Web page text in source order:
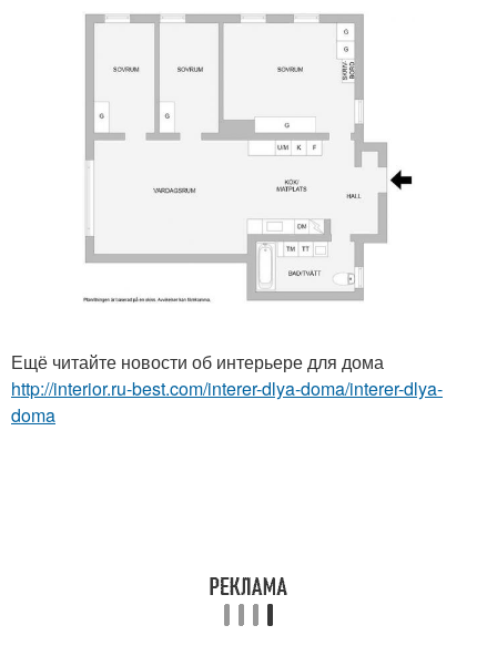
Ещё читайте новости об интерьере для дома
http://interior.ru-best.com/interer-dlya-doma/interer-dlya-
doma